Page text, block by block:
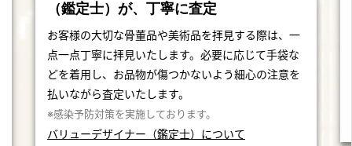
（鑑定士）が、丁寧に査定
お客様の大切な骨董品や美術品を拝見する際は、一
点一点丁寧に拝見いたします。必要に応じて手袋な
どを着用し、お品物が傷つかないよう細心の注意を
払いながら査定いたします。
※感染予防対策を実施しております。
バリューデザイナー（鑑定士）について